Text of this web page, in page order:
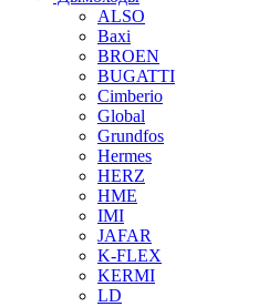
ALSO
Baxi
BROEN
BUGATTI
Cimberio
Global
Grundfos
Hermes
HERZ
HME
IMI
JAFAR
K-FLEX
KERMI
LD